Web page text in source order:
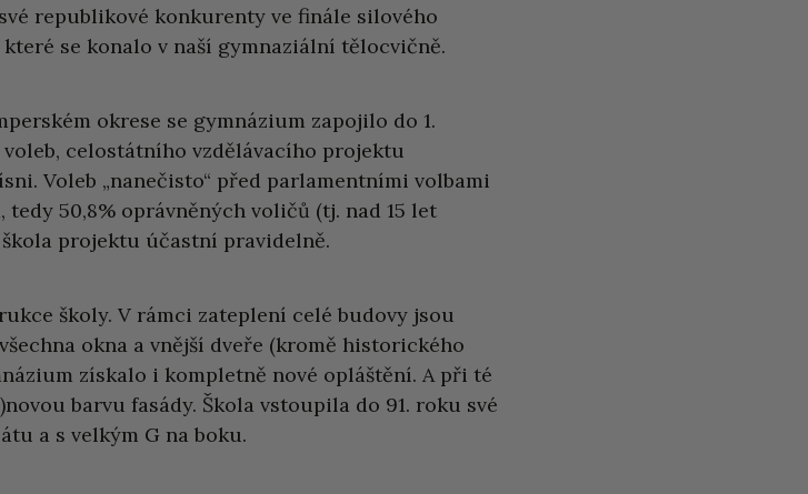
republikové konkurenty ve finále silového
které se konalo v naší gymnaziální tělocvičně.
okrese se gymnázium zapojilo do 1.
celostátního vzdělávacího projektu
Voleb „nanečisto“ před parlamentními volbami
tedy 50,8% oprávněných voličů (tj. nad 15 let
projektu účastní pravidelně.
školy. V rámci zateplení celé budovy jsou
okna a vnější dveře (kromě historického
získalo i kompletně nové opláštění. A při té
barvu fasády. Škola vstoupila do 91. roku své
a s velkým G na boku.